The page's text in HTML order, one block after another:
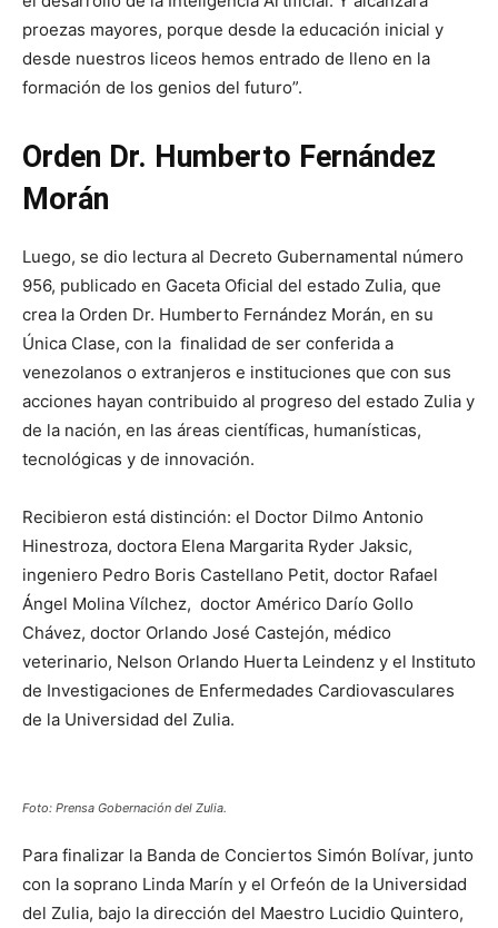
proezas mayores, porque desde la educación inicial y
desde nuestros liceos hemos entrado de lleno en la
formación de los genios del futuro”.
Orden Dr. Humberto Fernández
Morán
Luego, se dio lectura al Decreto Gubernamental número
956, publicado en Gaceta Oficial del estado Zulia, que
crea la Orden Dr. Humberto Fernández Morán, en su
Única Clase, con la finalidad de ser conferida a
venezolanos o extranjeros e instituciones que con sus
acciones hayan contribuido al progreso del estado Zulia y
de la nación, en las áreas científicas, humanísticas,
tecnológicas y de innovación.
Recibieron está distinción: el Doctor Dilmo Antonio
Hinestroza, doctora Elena Margarita Ryder Jaksic,
ingeniero Pedro Boris Castellano Petit, doctor Rafael
Ángel Molina Vílchez, doctor Américo Darío Gollo
Chávez, doctor Orlando José Castejón, médico
veterinario, Nelson Orlando Huerta Leindenz y el Instituto
de Investigaciones de Enfermedades Cardiovasculares
de la Universidad del Zulia.
Foto: Prensa Gobernación del Zulia.
Para finalizar la Banda de Conciertos Simón Bolívar, junto
con la soprano Linda Marín y el Orfeón de la Universidad
del Zulia, bajo la dirección del Maestro Lucidio Quintero,